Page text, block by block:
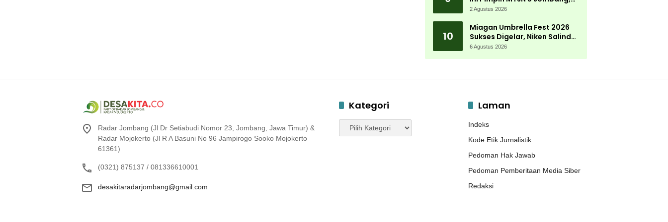
Kembali Mengabdi di
2 Agustus 2026
10
Miagan Umbrella Fest 2026
Sukses Digelar, Niken Salindry
Jadi Magnet Ribuan
6 Agustus 2026
Radar Jombang (Jl Dr Setiabudi Nomor 23, Jombang, Jawa Timur) &
Radar Mojokerto (Jl R A Basuni No 96 Jampirogo Sooko Mojokerto
61361)
(0321) 875137 / 081336610001
desakitaradarjombang@gmail.com
Kategori
Kategori
Laman
Indeks
Kode Etik Jurnalistik
Pedoman Hak Jawab
Pedoman Pemberitaan Media Siber
Redaksi